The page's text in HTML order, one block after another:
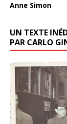
Anne Simon
UN TEXTE
PAR CARLO